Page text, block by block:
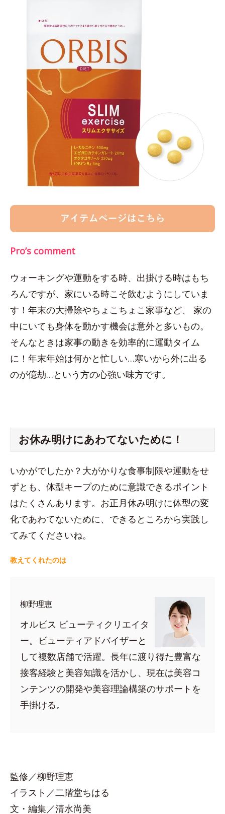
Pro’s comment
ウォーキングや運動をする時、出掛ける時はもち
ろんですが、家にいる時こそ飲むようにしていま
す！年末の大掃除やちょこちょこ家事など、 家の
中にいても身体を動かす機会は意外と多いもの。
そんなときは家事の動きを効率的に運動タイム
に！年末年始は何かと忙しい…寒いから外に出る
のが億劫…という方の心強い味方です。
お休み明けにあわてないために！
いかがでしたか？大がかりな食事制限や運動をせ
ずとも、体型キープのために意識できるポイント
はたくさんあります。お正月休み明けに体型の変
化であわてないために、できるところから実践し
てみてくださいね。
教えてくれたのは
柳野理恵
オルビス ビューティクリエイタ
ー。ビューティアドバイザーと
して複数店舗で活躍。長年に渡り得た豊富な
接客経験と美容知識を活かし、現在は美容コ
ンテンツの開発や美容理論構築のサポートを
手掛ける。
監修／柳野理恵
イラスト／二階堂ちはる
文・編集／清水尚美